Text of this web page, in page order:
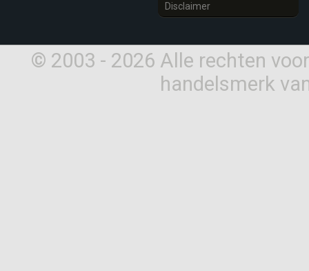
Disclaimer
© 2003 - 2026 Alle rechten
handelsmerk